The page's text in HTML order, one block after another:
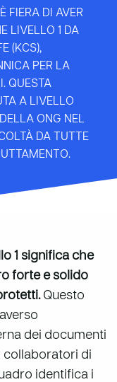
FIERA DI AVER
LIVELLO 1 DA
(KCS),
PER LA
QUESTA
A LIVELLO
ONG NEL
DA TUTTE
1 significa che
forte e solido
Questo
dei documenti
collaboratori di
identifica i